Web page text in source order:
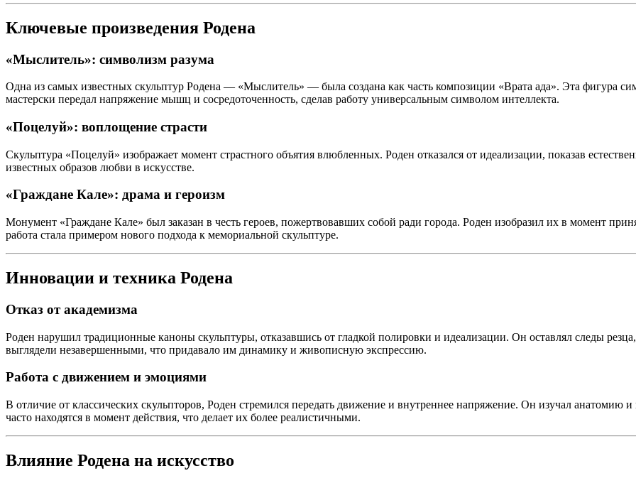
Ключевые произведения Родена
«Мыслитель»: символизм разума
Одна из самых известных скульптур Родена — «Мыслитель» — была создана как часть композиции «Врата ада». Эта фигура
мастерски передал напряжение мышц и сосредоточенность, сделав работу универсальным символом интеллекта.
«Поцелуй»: воплощение страсти
Скульптура «Поцелуй» изображает момент страстного объятия влюбленных. Роден отказался от идеализации, показав
известных образов любви в искусстве.
«Граждане Кале»: драма и героизм
Монумент «Граждане Кале» был заказан в честь героев, пожертвовавших собой ради города. Роден изобразил их в момент
работа стала примером нового подхода к мемориальной скульптуре.
Инновации и техника Родена
Отказ от академизма
Роден нарушил традиционные каноны скульптуры, отказавшись от гладкой полировки и идеализации. Он оставлял следы
выглядели незавершенными, что придавало им динамику и живописную экспрессию.
Работа с движением и эмоциями
В отличие от классических скульпторов, Роден стремился передать движение и внутреннее напряжение. Он изучал
часто находятся в момент действия, что делает их более реалистичными.
Влияние Родена на искусство